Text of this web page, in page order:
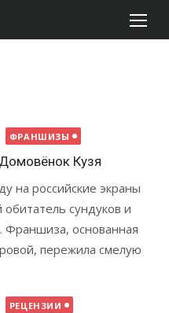
ФРАНШИЗЫ
Кузя
на российские экраны
сундуков и
Франшиза, основанная
пережила смелую
РЕЦЕНЗИИ